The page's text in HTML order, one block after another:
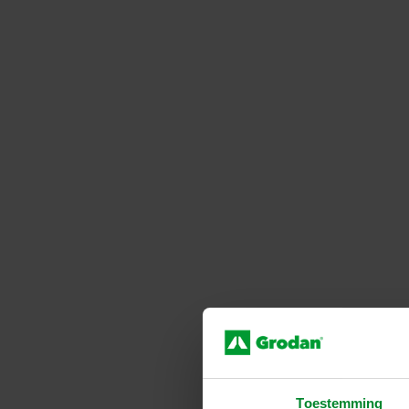
Toestemming
Klik hier om de